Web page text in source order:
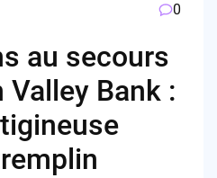
0
au secours
Valley Bank :